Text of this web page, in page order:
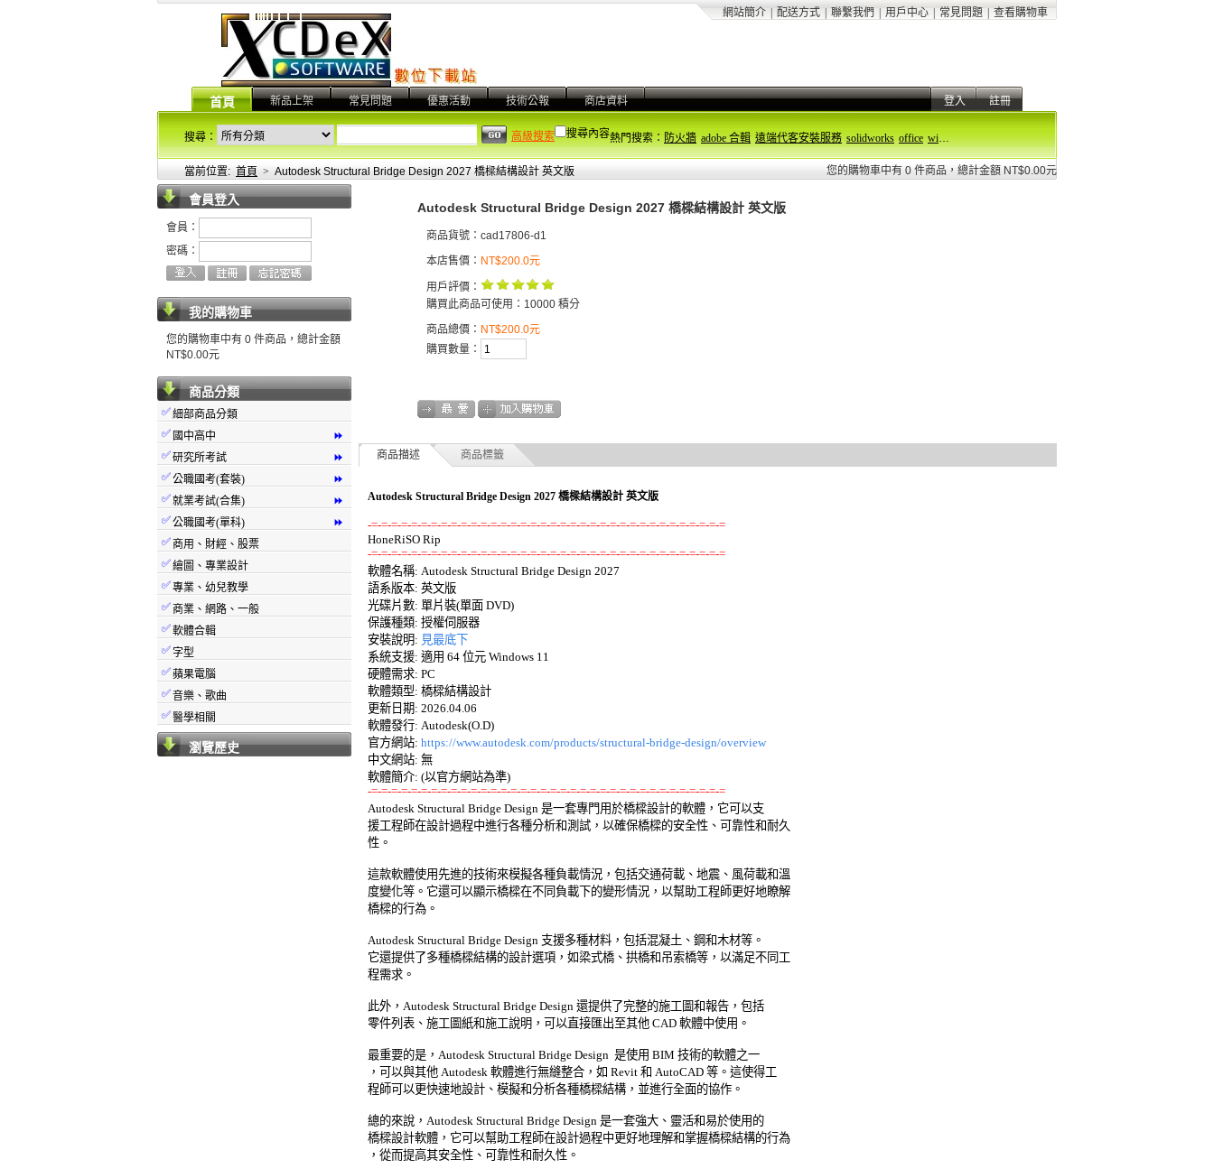
網站簡介 配送方式 聯繫我們 用戶中心 常見問題 查看購物車
首頁 新品上架 常見問題 優惠活動 技術公報 商店資料 登入 註冊
熱門搜索：防火牆 adobe 合輯 遠端代客安裝服務 solidworks office windows 11
搜尋： 搜尋內容
高級搜索
當前位置: 首頁 > Autodesk Structural Bridge Design 2027 橋樑結構設計 英文版 您的購物車中有 0 件商品，總計金額 NT$0.00元
會員登入
會員：
密碼：
我的購物車
您的購物車中有 0 件商品，總計金額
NT$0.00元
商品分類
✅細部商品分類
⏩
✅ 國中高中
⏩
✅研究所考試
⏩
✅公職國考(套裝)
⏩
✅就業考試(合集)
⏩
✅公職國考(單科)
✅ 商用、財經、股票
✅繪圖、專業設計
✅專業、幼兒教學
✅ 商業、網路、一般
✅軟體合輯
✅字型
✅蘋果電腦
✅音樂、歌曲
✅醫學相關
瀏覽歷史
Autodesk Structural Bridge Design 2027 橋樑結構設計 英文版
商品貨號：cad17806-d1
本店售價： NT$200.0元
用戶評價：
購買此商品可使用：10000 積分
商品總價： NT$200.0元
購買數量：
商品描述 商品標籤
Autodesk Structural Bridge Design 2027 橋樑結構設計 英文版
-=-=-=-=-=-=-=-=-=-=-=-=-=-=-=-=-=-=-=-=-=-=-=-=-=-=-=-=-=-=-=-=-=-=-=-=
-=-=-=-=-=-=-=-=-=-=-=-=-=-=-=-=-=-=-=-=-=-=-=-=-=-=-=-=-=-=-=-=-=-=-=-=
軟體名稱: Autodesk Structural Bridge Design 2027
語系版本: 英文版
光碟片數: 單片裝(單面 DVD)
保護種類: 授權伺服器
安裝說明: 見最底下
系統支援: 適用 64 位元 Windows 11
硬體需求: PC
軟體類型: 橋樑結構設計
更新日期: 2026.04.06
軟體發行: Autodesk(O.D)
官方網站: https://www.autodesk.com/products/structural-bridge-design/overview
中文網站: 無
-=-=-=-=-=-=-=-=-=-=-=-=-=-=-=-=-=-=-=-=-=-=-=-=-=-=-=-=-=-=-=-=-=-=-=-=
Autodesk Structural Bridge Design 是一套專門用於橋樑設計的軟體，它可以支
援工程師在設計過程中進行各種分析和測試，以確保橋樑的安全性、可靠性和耐久
性。
這款軟體使用先進的技術來模擬各種負載情況，包括交通荷載、地震、風荷載和溫
度變化等。它還可以顯示橋樑在不同負載下的變形情況，以幫助工程師更好地瞭解
橋樑的行為。
Autodesk Structural Bridge Design 支援多種材料，包括混凝土、鋼和木材等。
它還提供了多種橋樑結構的設計選項，如梁式橋、拱橋和吊索橋等，以滿足不同工
程需求。
此外，Autodesk Structural Bridge Design 還提供了完整的施工圖和報告，包括
零件列表、施工圖紙和施工說明，可以直接匯出至其他 CAD 軟體中使用。
最重要的是，Autodesk Structural Bridge Design  是使用 BIM 技術的軟體之一
，可以與其他 Autodesk 軟體進行無縫整合，如 Revit 和 AutoCAD 等。這使得工
程師可以更快速地設計、模擬和分析各種橋樑結構，並進行全面的協作。
總的來說，Autodesk Structural Bridge Design 是一套強大、靈活和易於使用的
橋樑設計軟體，它可以幫助工程師在設計過程中更好地理解和掌握橋樑結構的行為
，從而提高其安全性、可靠性和耐久性。